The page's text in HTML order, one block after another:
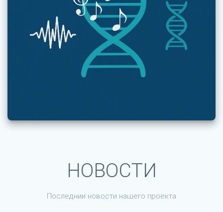
НОВОСТИ
Последнии новости нашего проекта